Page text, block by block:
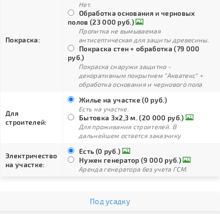
Покраска:
Нет.
Обработка основания и черновых
полов (23 000 руб.)
Пропитка не вымываемая
антисептическая для защиты древесины.
Покраска стен + обработка (79 000
руб.)
Покраска снаружи защитно -
декоративным покрытием "Акватекс" +
обработка основания и чернового пола
Для
строителей:
Жилье на участке (0 руб.)
Есть на участке.
Бытовка 3х2,3 м. (20 000 руб.)
Для проживания строителей. В
дальнейшем остается заказчику
Электричество
на участке:
Есть (0 руб.)
Нужен генератор (9 000 руб.)
Аренда генератора без учета ГСМ.
Под усадку